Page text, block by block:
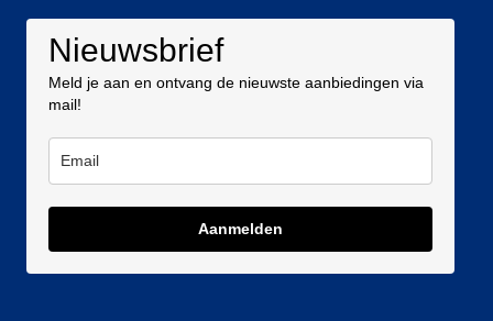
Nieuwsbrief
Meld je aan en ontvang de nieuwste aanbiedingen via
mail!
Aanmelden